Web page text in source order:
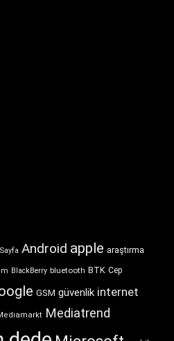
Android apple araştırma
BlackBerry bluetooth BTK Cep
GSM güvenlik internet
Mediatrend